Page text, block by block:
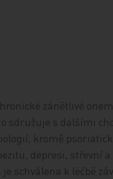
zánětlivé
sdružuje s dalšími
kromě
depresi, střevní a
je schválena k léčbě